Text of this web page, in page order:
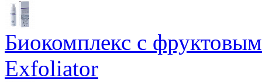
Биокомплекс с
Exfoliator